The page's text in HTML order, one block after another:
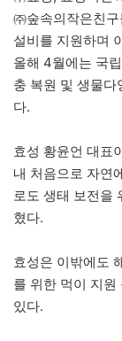
㈜숲속의작은친
설비를 지원하며
올해 4월에는 국
충 복원 및 생물다
다.
효성 황윤언 대표
내 처음으로 자연
로도 생태 보전을
혔다.
효성은 이밖에도
를 위한 먹이 지원
있다.